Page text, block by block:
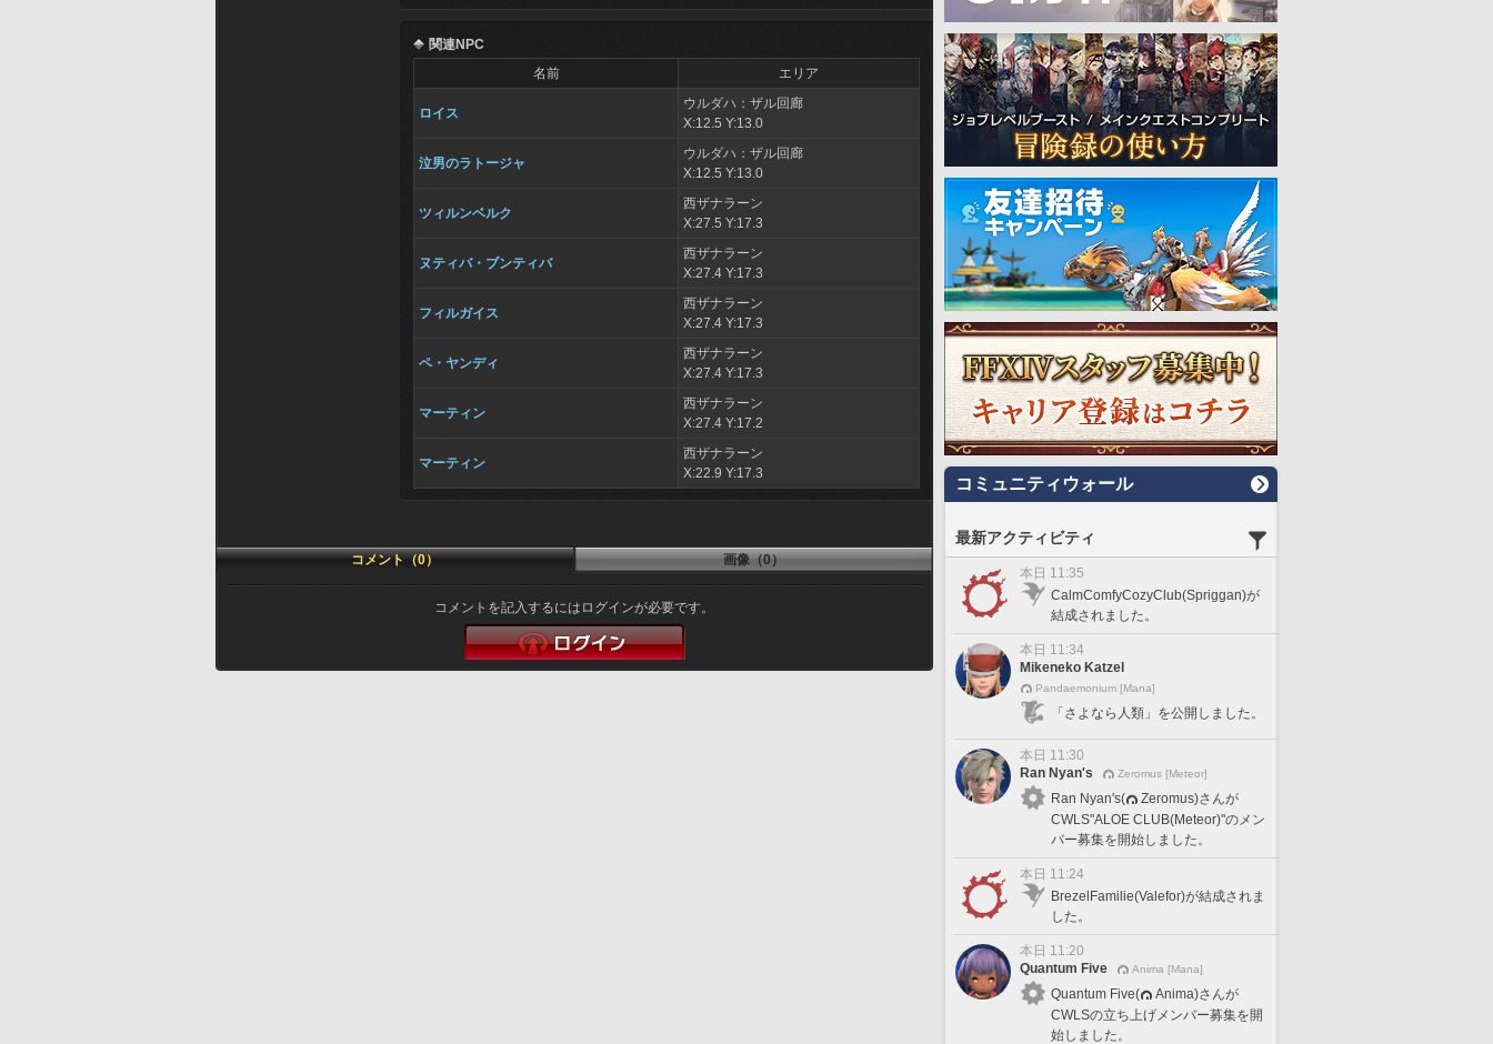
関連NPC
名前
エリア
ロイス
ウルダハ：ザル回廊
X:12.5 Y:13.0
泣男のラトージャ
ウルダハ：ザル回廊
X:12.5 Y:13.0
ツィルンベルク
西ザナラーン
X:27.5 Y:17.3
ヌティバ・ブンティバ
西ザナラーン
X:27.4 Y:17.3
フィルガイス
西ザナラーン
X:27.4 Y:17.3
ペ・ヤンディ
西ザナラーン
X:27.4 Y:17.3
マーティン
西ザナラーン
X:27.4 Y:17.2
マーティン
西ザナラーン
X:22.9 Y:17.3
コメント（0） 画像（0）
コメントを記入するにはログインが必要です。
コミュニティウォール
最新アクティビティ
本日 11:35
CalmComfyCozyClub(Spriggan)が
結成されました。
本日 11:34
Mikeneko Katzel
Pandaemonium [Mana]
「さよなら人類」を公開しました。
本日 11:30
Ran Nyan's
Zeromus [Meteor]
Ran Nyan's(
Zeromus)さんが
CWLS"ALOE CLUB(Meteor)"のメン
バー募集を開始しました。
本日 11:24
BrezelFamilie(Valefor)が結成されま
した。
本日 11:20
Quantum Five
Anima [Mana]
Quantum Five(
Anima)さんが
CWLSの立ち上げメンバー募集を開
始しました。